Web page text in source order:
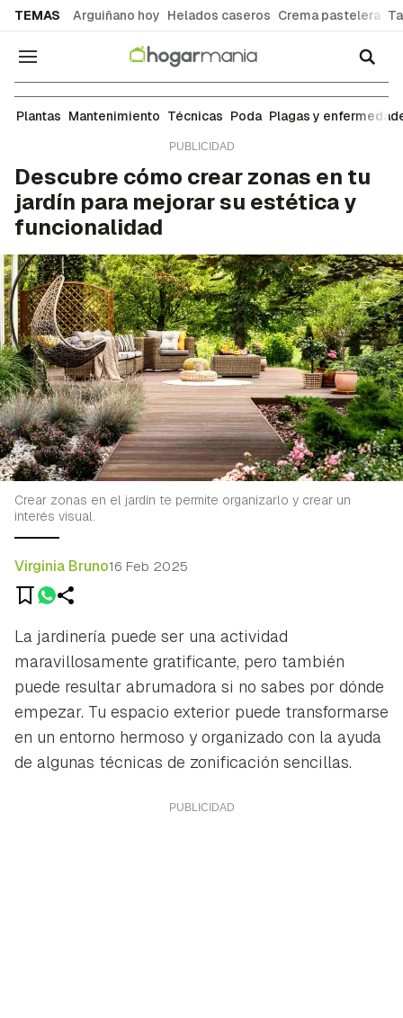
TEMAS Arguiñano hoy Helados caseros Crema pastelera
Navegación
Mantenimiento
Plantas Mantenimiento Técnicas Poda Plagas y
Descubre cómo crear zonas en tu
jardín para mejorar su estética y
funcionalidad
Crear zonas en el jardín te permite organizarlo y crear un
interés visual.
Virginia Bruno16 Feb 2025
La jardinería puede ser una actividad
maravillosamente gratificante, pero también
puede resultar abrumadora si no sabes por dónde
empezar. Tu espacio exterior puede transformarse
en un entorno hermoso y organizado con la ayuda
de algunas técnicas de zonificación sencillas.